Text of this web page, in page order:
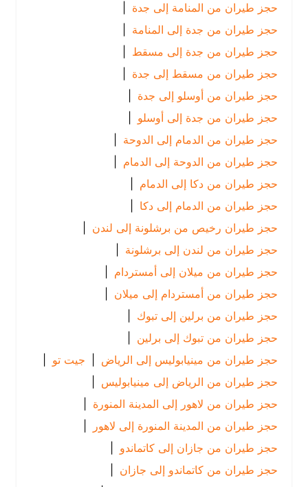
حجز طيران من المنامة إلى جدة
حجز طيران من جدة إلى المنامة |
حجز طيران من جدة إلى مسقط |
حجز طيران من مسقط إلى جدة
حجز طيران من أوسلو إلى جدة
حجز طيران من جدة إلى أوسلو
|
حجز طيران من الدمام إلى الدوحة |
حجز طيران من الدوحة إلى الدمام
|
حجز طيران من دكا إلى الدمام
|
حجز طيران من الدمام إلى دكا |
حجز طيران رخيص من برشلونة إلى لندن
|
حجز طيران من لندن إلى برشلونة
|
حجز طيران من ميلان إلى أمستردام |
حجز طيران من أمستردام إلى ميلان |
حجز طيران من برلين إلى تبوك
|
حجز طيران من تبوك إلى برلين |
حجز طيران من مينيابوليس إلى الرياض
| جيت تو |
حجز طيران من الرياض إلى مينيابوليس |
حجز طيران من لاهور إلى المدينة المنورة |
حجز طيران من المدينة المنورة إلى لاهور |
حجز طيران من جازان إلى كاتماندو |
حجز طيران من كاتماندو إلى جازان
|